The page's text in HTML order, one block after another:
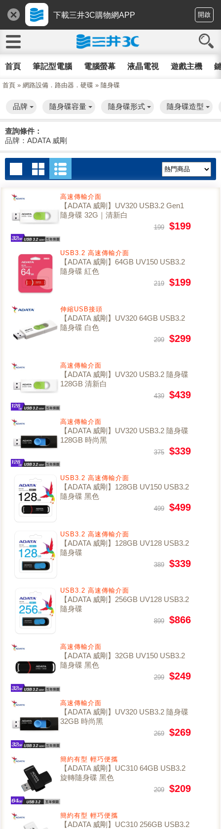
下載三井3C購物網APP 開啟
首頁 筆記型電腦 電腦螢幕 液晶電視 遊戲主機
首頁 » 網路設備．路由器．硬碟 » 隨身碟
品牌 隨身碟容量 隨身碟形式 隨身碟造型
查詢條件：
品牌：ADATA 威剛
高速傳輸介面
【ADATA 威剛】UV320 USB3.2 Gen1
隨身碟 32G｜清新白
199 $199
USB3.2 高速傳輸介面
【ADATA 威剛】64GB UV150 USB3.2
隨身碟 紅色
219 $199
伸縮USB接頭
【ADATA 威剛】UV320 64GB USB3.2
隨身碟 白色
299 $299
高速傳輸介面
【ADATA 威剛】UV320 USB3.2 隨身碟
128GB 清新白
439 $439
高速傳輸介面
【ADATA 威剛】UV320 USB3.2 隨身碟
128GB 時尚黑
375 $339
USB3.2 高速傳輸介面
【ADATA 威剛】128GB UV150 USB3.2
隨身碟 黑色
499 $499
USB3.2 高速傳輸介面
【ADATA 威剛】128GB UV128 USB3.2
隨身碟
389 $339
USB3.2 高速傳輸介面
【ADATA 威剛】256GB UV128 USB3.2
隨身碟
899 $866
高速傳輸介面
【ADATA 威剛】32GB UV150 USB3.2
隨身碟 黑色
299 $249
高速傳輸介面
【ADATA 威剛】UV320 USB3.2 隨身碟
32GB 時尚黑
269 $269
簡約有型 輕巧便攜
【ADATA 威剛】UC310 64GB USB3.2
旋轉隨身碟 黑色
209 $209
簡約有型 輕巧便攜
【ADATA 威剛】UC310 256GB USB3.2